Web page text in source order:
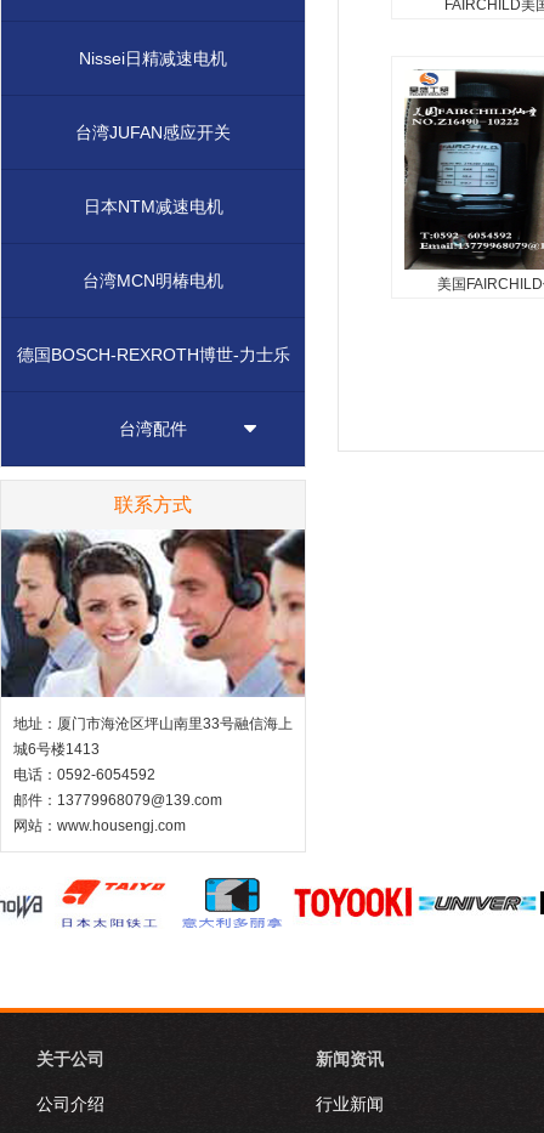
Nissei日精减速电机
台湾JUFAN感应开关
日本NTM减速电机
台湾MCN明椿电机
德国BOSCH-REXROTH博世-力士乐
台湾配件
联系方式
地址：厦门市海沧区坪山南里33号融信海上
城6号楼1413
电话：0592-6054592
邮件：13779968079@139.com
网站： www.housengj.com
FAIRCHILD​美
...
美国
关于公司
公司介绍
新闻资讯
行业新闻